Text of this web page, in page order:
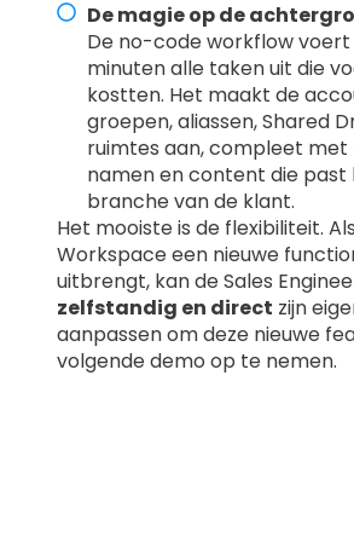
De magie op de
De no-code workflow voert
minuten alle taken uit die
kostten. Het maakt de
groepen, aliassen, Shared
ruimtes aan, compleet
namen en content die past
branche van de klant.
Het mooiste is de flexibiliteit.
Workspace een nieuwe
uitbrengt, kan de Sales
zelfstandig en direct zijn
aanpassen om deze nieuwe
volgende demo op te nemen.